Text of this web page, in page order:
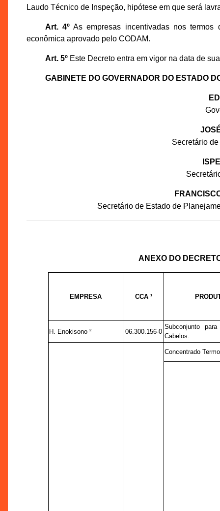
Laudo Técnico de Inspeção, hipótese em que será
Art. 4ºAs empresas incentivadas nos termos
econômica aprovado pelo CODAM.
Art. 5ºEste Decreto entra em vigor na data de
GABINETE DO GOVERNADOR DO ESTADO
Secretário
Secretário de Estado de
ANEXO DO
EMPRESA CCA ¹
H. Enokisono ² 06.300.156-0
Subconjunto
Cabelos.
Concentrado